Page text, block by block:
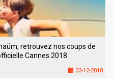
retrouvez nos coups de
Cannes 2018
03-12-2018